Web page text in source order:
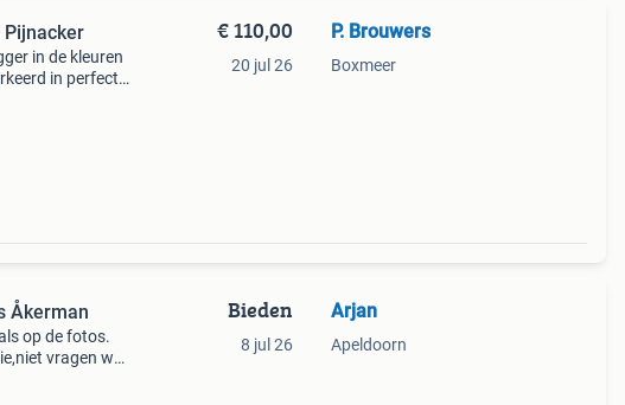
Pijnacker
in de kleuren
in perfecte
€ 110,00
20 jul 26
P. Brouwers
Boxmeer
Åkerman
op de fotos.
vragen wat
Bieden
8 jul 26
Arjan
Apeldoorn